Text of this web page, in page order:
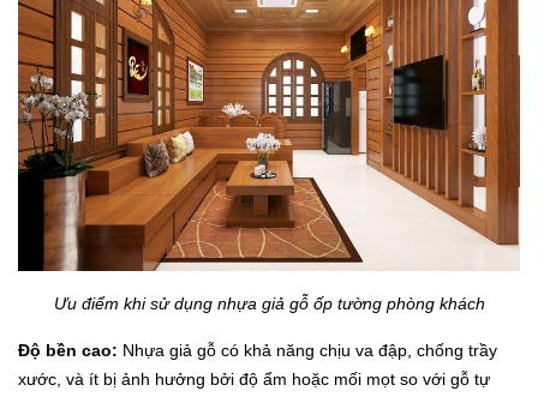
Ưu điểm khi sử dụng nhựa giả gỗ ốp tường phòng khách
Độ bền cao: Nhựa giả gỗ có khả năng chịu va đập, chống trầy
xước, và ít bị ảnh hưởng bởi độ ẩm hoặc mối mọt so với gỗ tự